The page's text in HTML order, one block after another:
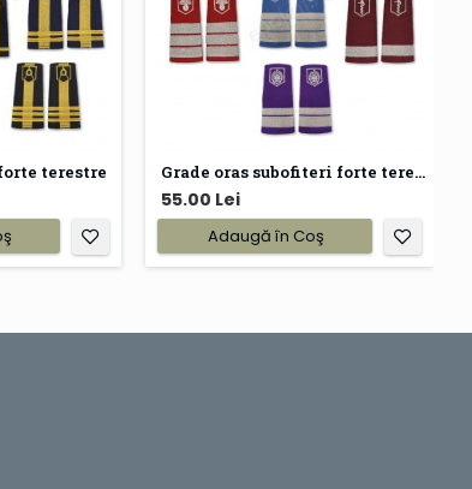
terestre Grade oras subofiteri forte terestre
55.00 Lei
Adaugă în Coş